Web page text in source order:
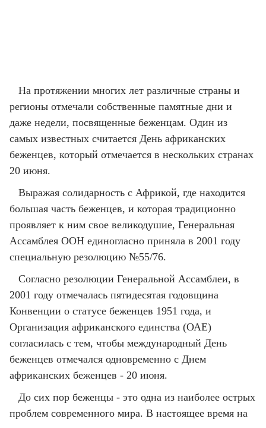
На протяжении многих лет различные страны и
регионы отмечали собственные памятные дни и
даже недели, посвященные беженцам. Один из
самых известных считается День африканских
беженцев, который отмечается в нескольких странах
20 июня.
Выражая солидарность с Африкой, где находится
большая часть беженцев, и которая традиционно
проявляет к ним свое великодушие, Генеральная
Ассамблея ООН единогласно приняла в 2001 году
специальную резолюцию №55/76.
Согласно резолюции Генеральной Ассамблеи, в
2001 году отмечалась пятидесятая годовщина
Конвенции о статусе беженцев 1951 года, и
Организация африканского единства (ОАЕ)
согласилась с тем, чтобы международный День
беженцев отмечался одновременно с Днем
африканских беженцев - 20 июня.
До сих пор беженцы - это одна из наиболее острых
проблем современного мира. В настоящее время на